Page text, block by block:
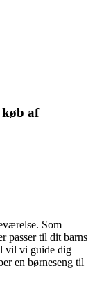
køb af
Som
passer til dit barns
vil vi guide dig
en børneseng til